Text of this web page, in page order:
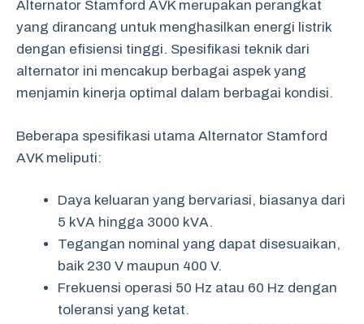
Alternator Stamford AVK merupakan perangkat
yang dirancang untuk menghasilkan energi listrik
dengan efisiensi tinggi. Spesifikasi teknik dari
alternator ini mencakup berbagai aspek yang
menjamin kinerja optimal dalam berbagai kondisi.
Beberapa spesifikasi utama Alternator Stamford
AVK meliputi:
Daya keluaran yang bervariasi, biasanya dari
5 kVA hingga 3000 kVA.
Tegangan nominal yang dapat disesuaikan,
baik 230 V maupun 400 V.
Frekuensi operasi 50 Hz atau 60 Hz dengan
toleransi yang ketat.